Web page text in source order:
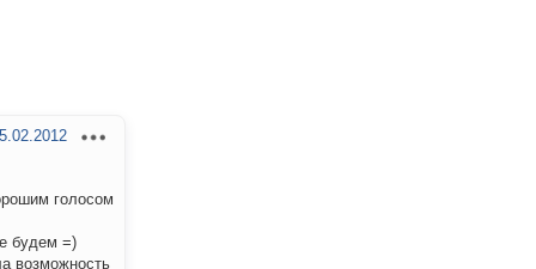
голосом
будем =)
возможность